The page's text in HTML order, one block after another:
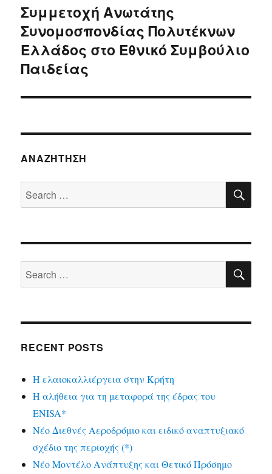
Next
post:
Συμμετοχή Ανωτάτης
Συνομοσπονδίας Πολυτέκνων
Ελλάδος στο Εθνικό Συμβούλιο
Παιδείας
ΑΝΑΖΉΤΗΣΗ
Search
for:
Search
for:
RECENT POSTS
Η ελαιοκαλλιέργεια στην Κρήτη
Η αλήθεια για τη μεταφορά της έδρας του
ENISA*
Νέο Διεθνές Αεροδρόμιο και ειδικό αναπτυξιακό
σχέδιο της περιοχής (*)
Νέο Μοντέλο Ανάπτυξης και Θετικό Πρόσημο